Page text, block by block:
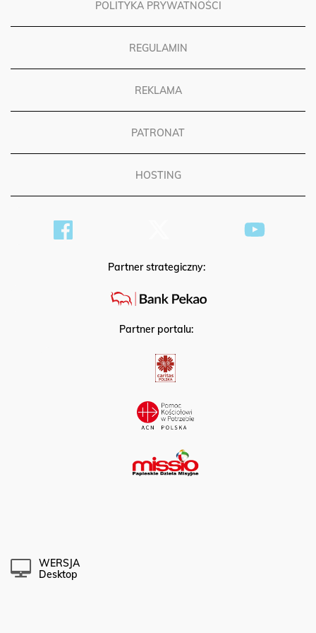
POLITYKA PRYWATNOŚCI
REGULAMIN
REKLAMA
PATRONAT
HOSTING
Partner strategiczny:
Partner portalu:
WERSJA
Desktop